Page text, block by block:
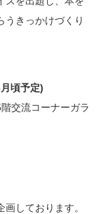
うきっかけづくり
頃予定)
交流コーナーガラ
しております。